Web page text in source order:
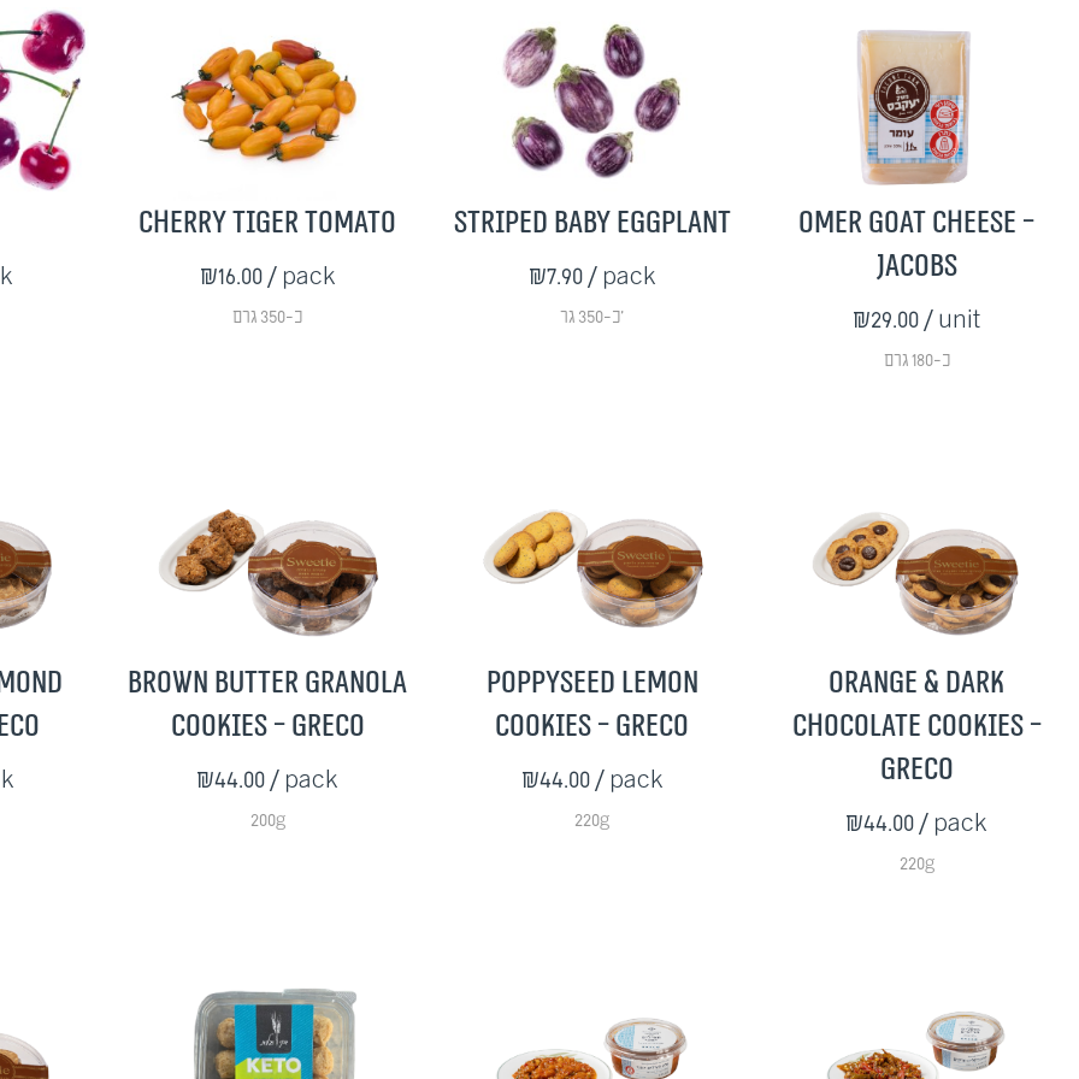
Cherry Tiger Tomato
₪16.00/ pack
כ-350 גרם
Striped Baby Eggplant
₪7.90/ pack
כ-350 גר'
Omer Goat Cheese -
Jacobs
₪29.00/ unit
כ-180 גרם
Brown Butter Granola
Cookies - Greco
₪44.00/ pack
200g
Poppyseed Lemon
Cookies - Greco
₪44.00/ pack
220g
Orange & Dark
Chocolate Cookies -
Greco
₪44.00/ pack
220g